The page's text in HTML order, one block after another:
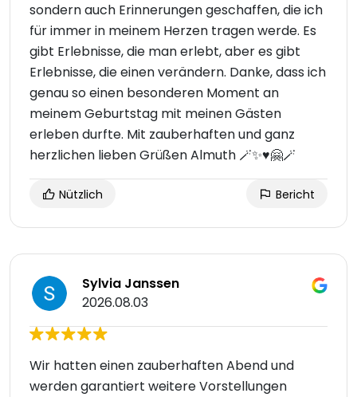
sondern auch Erinnerungen geschaffen, die ich
für immer in meinem Herzen tragen werde. Es
gibt Erlebnisse, die man erlebt, aber es gibt
Erlebnisse, die einen verändern. Danke, dass ich
genau so einen besonderen Moment an
meinem Geburtstag mit meinen Gästen
erleben durfte. Mit zauberhaften und ganz
herzlichen lieben Grüßen Almuth 🪄✨♥️🤗🪄
Nützlich Bericht
Sylvia Janssen
2026.08.03
Wir hatten einen zauberhaften Abend und
werden garantiert weitere Vorstellungen